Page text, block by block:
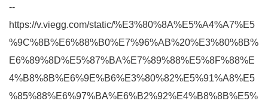
--
https://v.viegg.com/static/%E3%80%8A%E5%A4%A7%E5
%9C%8B%E6%88%B0%E7%96%AB%20%E3%80%8B%
E6%89%8D%E5%87%BA%E7%89%88%E5%8F%88%E
4%B8%8B%E6%9E%B6%E3%80%82%E5%91%A8%E5
%85%88%E6%97%BA%E6%B2%92%E4%B8%8B%E5%